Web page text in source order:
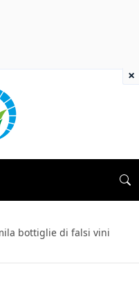
bottiglie di falsi vini
×